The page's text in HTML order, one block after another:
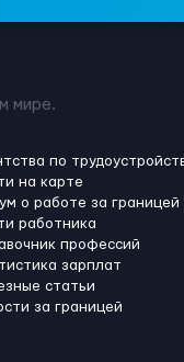
мире.
по
на карте
о работе за границей
работника
профессий
зарплат
статьи
за границей